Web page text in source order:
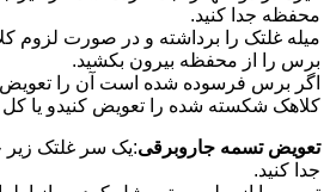
محفظه جدا کنید.
میله غلتک را برداشته و در صورت لزوم
برس را از محفظه بیرون بکشید.
اگر برس فرسوده شده است آن را تعویض
کلاهک شکسته شده را تعویض کنیدو یا کل
تعویض تسمه جاروبرقی:یک سر غلتک زیر
جدا کنید.